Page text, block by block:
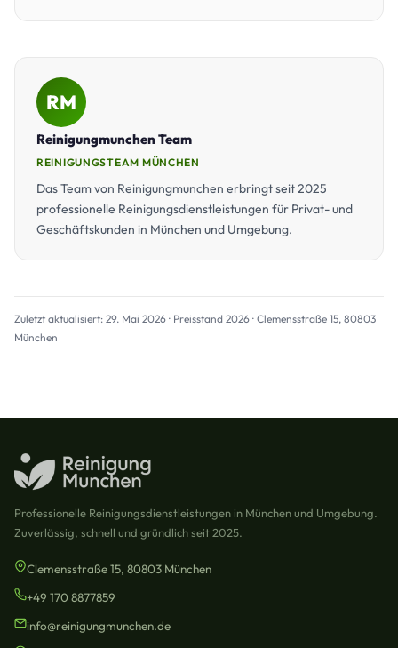
RM
Reinigungmunchen Team
REINIGUNGSTEAM MÜNCHEN
Das Team von Reinigungmunchen erbringt seit 2025
professionelle Reinigungsdienstleistungen für Privat- und
Geschäftskunden in München und Umgebung.
Zuletzt aktualisiert: 29. Mai 2026 · Preisstand 2026 · Clemensstraße 15, 80803
München
Professionelle Reinigungsdienstleistungen in München und Umgebung.
Zuverlässig, schnell und gründlich seit 2025.
Clemensstraße 15, 80803 München
+49 170 8877859
info@reinigungmunchen.de